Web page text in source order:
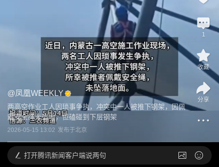
@凤凰WEEKLY
两高空作业工人因琐事争执，冲突中一人被推下钢架，因佩
戴安全绳未坠地，但磕碰到下层钢架
2026-05-15 13:02 发布于北京
1
收藏
分享
打开腾讯新闻客户端说两句